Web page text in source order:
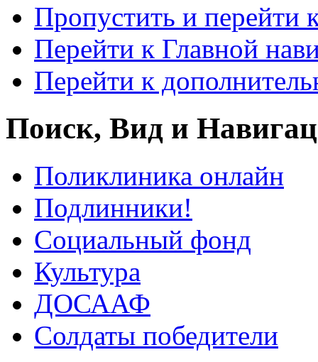
Пропустить и перейти
Перейти к Главной
Перейти к
Поиск, Вид и
Поликлиника онлайн
Подлинники!
Социальный фонд
Культура
ДОСААФ
Солдаты победители